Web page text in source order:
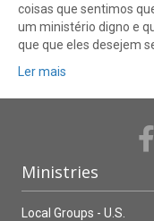
coisas que sentimos
um ministério digno e
que que eles desejem
Ler mais
Ministries
Local Groups - U.S.